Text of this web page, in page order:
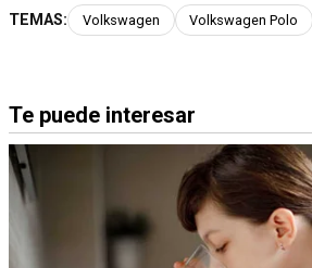
TEMAS: Volkswagen Volkswagen Polo